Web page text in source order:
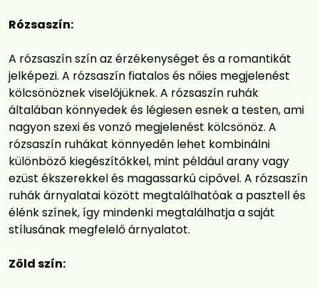
Rózsaszín:
A rózsaszín szín az érzékenységet és a romantikát
jelképezi. A rózsaszín fiatalos és nőies megjelenést
kölcsönöznek viselőjüknek. A rózsaszín ruhák
általában könnyedek és légiesen esnek a testen, ami
nagyon szexi és vonzó megjelenést kölcsönöz. A
rózsaszín ruhákat könnyedén lehet kombinálni
különböző kiegészítőkkel, mint például arany vagy
ezüst ékszerekkel és magassarkú cipővel. A rózsaszín
ruhák árnyalatai között megtalálhatóak a pasztell és
élénk színek, így mindenki megtalálhatja a saját
stílusának megfelelő árnyalatot.
Zöld szín: